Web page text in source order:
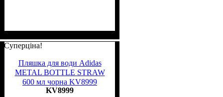
Суперціна!
Пляшка для води Adidas
METAL BOTTLE STRAW
600 мл чорна KV8999
KV8999